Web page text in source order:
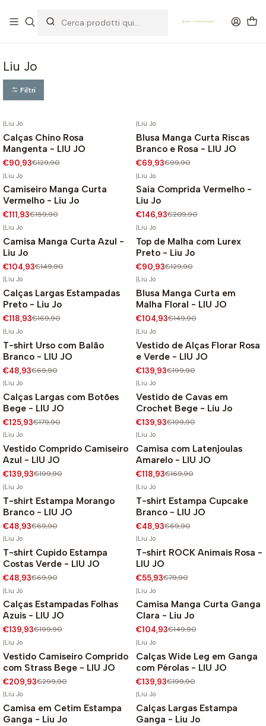
OFERTA DE PORTES DE ENVIO em compras para Portugal superiores a
80€ de artigos sem promoção
Liu Jo
Filtri
-30%
Liu Jo
Calças Chino Rosa
Mangenta - LIU JO
€90,93€129,90
-30%
Liu Jo
Blusa Manga Curta Riscas
Branco e Rosa - LIU JO
€69,93€99,90
-30%
|Liu Jo
Camiseiro Manga Curta
Vermelho - Liu Jo
€111,93€159,90
-30%
|Liu Jo
Saia Comprida Vermelho -
Liu Jo
€146,93€209,90
-30%
|Liu Jo
Camisa Manga Curta Azul -
Liu Jo
€104,93€149,90
-30%
|Liu Jo
Top de Malha com Lurex
Preto - Liu Jo
€90,93€129,90
-30%
Liu Jo
Calças Largas Estampadas
Preto - Liu Jo
€118,93€169,90
-30%
Liu Jo
Blusa Manga Curta em
Malha Floral - LIU JO
€104,93€149,90
-30%
|Liu Jo
T-shirt Urso com Balão
Branco - LIU JO
€48,93€69,90
-30%
|Liu Jo
Vestido de Alças Florar Rosa
e Verde - LIU JO
€139,93€199,90
-30%
|Liu Jo
Calças Largas com Botões
Bege - LIU JO
€125,93€179,90
-30%
|Liu Jo
Vestido de Cavas em
Crochet Bege - Liu Jo
€139,93€199,90
-30%
Liu Jo
Vestido Comprido Camiseiro
Azul - LIU JO
€139,93€199,90
-30%
Liu Jo
Camisa com Latenjoulas
Amarelo - LIU JO
€118,93€169,90
-30%
|Liu Jo
T-shirt Estampa Morango
Branco - LIU JO
€48,93€69,90
-30%
|Liu Jo
T-shirt Estampa Cupcake
Branco - LIU JO
€48,93€69,90
-30%
Liu Jo
T-shirt Cupido Estampa
Costas Verde - LIU JO
€48,93€69,90
-30%
Liu Jo
T-shirt ROCK Animais Rosa -
LIU JO
€55,93€79,90
-30%
|Liu Jo
Calças Estampadas Folhas
Azuis - LIU JO
€139,93€199,90
-30%
|Liu Jo
Camisa Manga Curta Ganga
Clara - Liu Jo
€104,93€149,90
-30%
|Liu Jo
Vestido Camiseiro Comprido
com Strass Bege - LIU JO
€209,93€299,90
-30%
|Liu Jo
Calças Wide Leg em Ganga
com Pérolas - LIU JO
€139,93€199,90
-30%
Liu Jo
Camisa em Cetim Estampa
Ganga - Liu Jo
-30%
Liu Jo
Calças Largas Estampa
Ganga - Liu Jo